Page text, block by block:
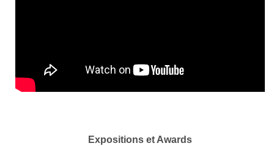
Expositions et Awards